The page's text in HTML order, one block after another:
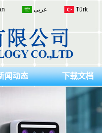
عربى Türk
闻动态 下载文档